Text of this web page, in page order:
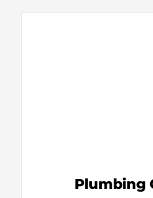
Plumbing